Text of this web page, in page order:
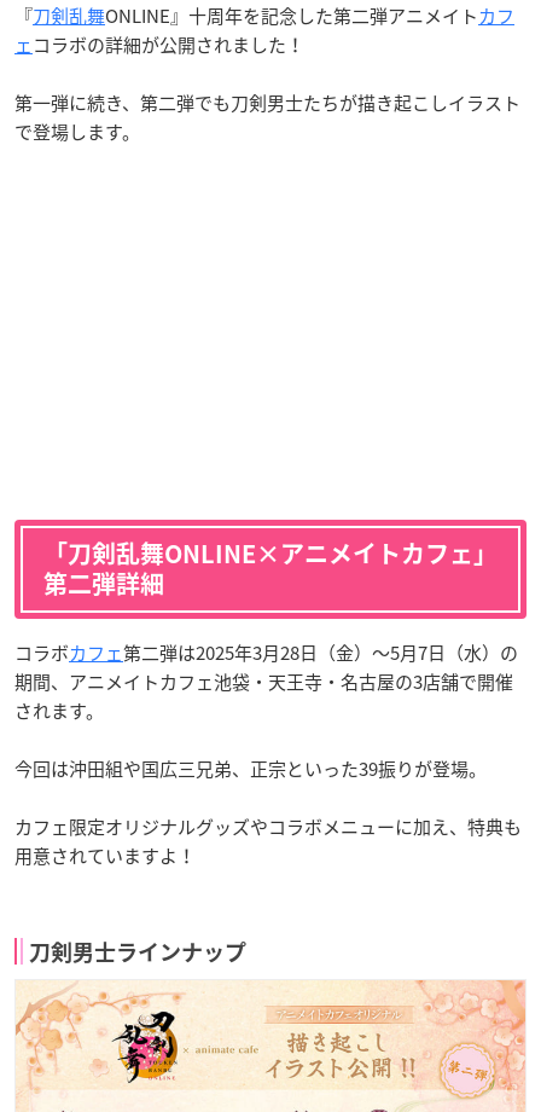
『刀剣乱舞ONLINE』十周年を記念した第二弾アニメイトカフ
ェコラボの詳細が公開されました！
第一弾に続き、第二弾でも刀剣男士たちが描き起こしイラスト
で登場します。
「刀剣乱舞ONLINE×アニメイトカフェ」
第二弾詳細
コラボカフェ第二弾は2025年3月28日（金）〜5月7日（水）の
期間、アニメイトカフェ池袋・天王寺・名古屋の3店舗で開催
されます。
今回は沖田組や国広三兄弟、正宗といった39振りが登場。
カフェ限定オリジナルグッズやコラボメニューに加え、特典も
用意されていますよ！
刀剣男士ラインナップ